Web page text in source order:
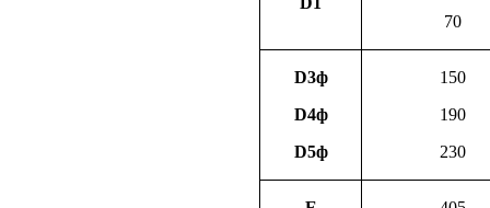
70
D3ф
D4ф
D5ф
150
190
230